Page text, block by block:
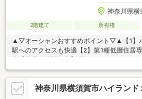
神奈川県横
2階建て 所有権
▲▽オーシャンおすすめポイント▽▲【1】
駅へのアクセスも快適【2】第1種低層住居
街【内見ご希望の方】(株)オーシャンTEL：
oc-info@oc-re.jpお気軽にお問合せ下さい！
神奈川県横須賀市ハイランド